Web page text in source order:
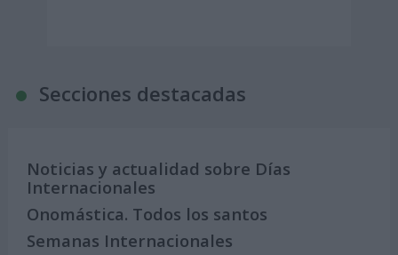
Secciones destacadas
Noticias y actualidad sobre Días
Internacionales
Onomástica. Todos los santos
Semanas Internacionales